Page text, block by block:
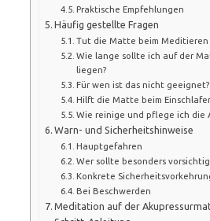
Praktische Empfehlungen
Häufig gestellte Fragen
Tut die Matte beim Meditieren
Wie lange sollte ich auf der
liegen?
Für wen ist das nicht geeignet?
Hilft die Matte beim
Wie reinige und pflege ich die
Warn- und Sicherheitshinweise
Hauptgefahren
Wer sollte besonders
Konkrete
Bei Beschwerden
Meditation auf der